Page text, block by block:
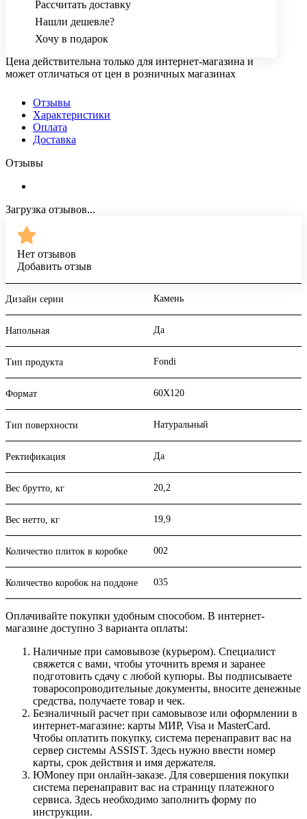
Рассчитать доставку
Нашли дешевле?
Хочу в подарок
Цена действительна только для интернет-магазина и
может отличаться от цен в розничных магазинах
Отзывы
Характеристики
Оплата
Доставка
Отзывы
Загрузка отзывов...
Нет отзывов
Добавить отзыв
Дизайн серии Камень
Напольная Да
Тип продукта Fondi
Формат 60X120
Тип поверхности Натуральный
Ректификация Да
Вес брутто, кг 20,2
Вес нетто, кг 19,9
Количество плиток в коробке 002
Количество коробок на поддоне 035
Оплачивайте покупки удобным способом. В интернет-
магазине доступно 3 варианта оплаты:
Наличные при самовывозе (курьером). Специалист
свяжется с вами, чтобы уточнить время и заранее
подготовить сдачу с любой купюры. Вы подписываете
товаросопроводительные документы, вносите денежные
средства, получаете товар и чек.
Безналичный расчет при самовывозе или оформлении в
интернет-магазине: карты МИР, Visa и MasterCard.
Чтобы оплатить покупку, система перенаправит вас на
сервер системы ASSIST. Здесь нужно ввести номер
карты, срок действия и имя держателя.
ЮMoney при онлайн-заказе. Для совершения покупки
система перенаправит вас на страницу платежного
сервиса. Здесь необходимо заполнить форму по
инструкции.